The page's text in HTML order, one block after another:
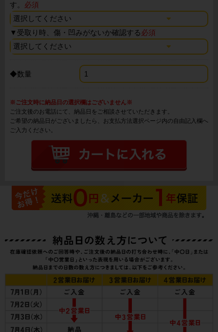
す。 必須
▼ 受取り時、傷・凹みがないか確認する必須
◆数量
※ご注文時に納品日の選択欄はございません※
ご注文後のお電話にて、納品日をご相談させていただきます。
ご希望の納品日がございましたら、お支払方法選択ページ内の自由記入欄へ
ご入力ください。